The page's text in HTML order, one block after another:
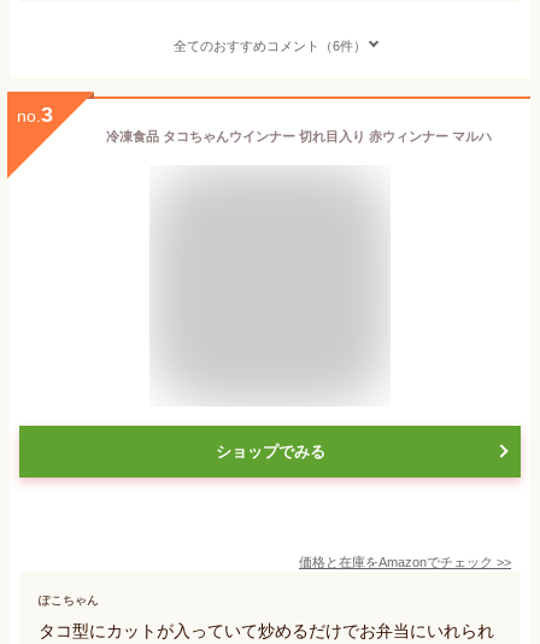
全てのおすすめコメント（6件）
no. 3
冷凍食品 タコちゃんウインナー 切れ目入り 赤ウィンナー マルハ
ショップでみる
価格と在庫をAmazonでチェック >>
ぽこちゃん
タコ型にカットが入っていて炒めるだけでお弁当にいれられ